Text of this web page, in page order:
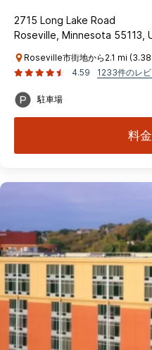
2715 Long Lake Road
Roseville, Minnesota 55113,
Roseville市街地から2.1 mi
4.59
1233件のレ
駐車場
料